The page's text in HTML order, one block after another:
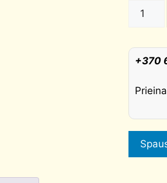
Vyris
tamsus
nikelis
arba
quantity
+370